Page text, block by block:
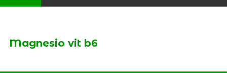
Magnesio vit b6